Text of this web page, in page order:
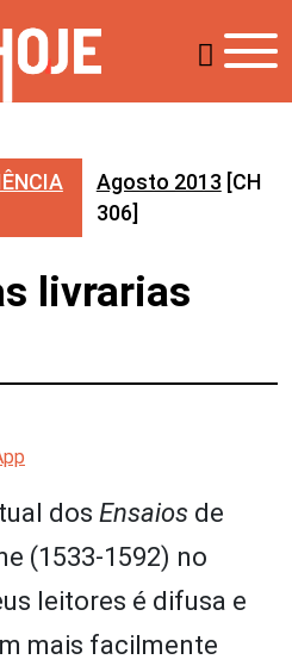
Agosto 2013 [CH
306]
livrarias
dos Ensaios de
(1533-1592) no
leitores é difusa e
mais facilmente